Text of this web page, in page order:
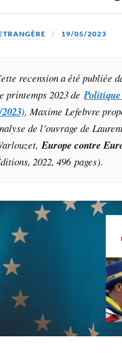
19/05/2023
recension a été publiée
printemps 2023 de
2023). Maxime Lefebvre
de l’ouvrage de
Europe contre
2022, 496 pages).